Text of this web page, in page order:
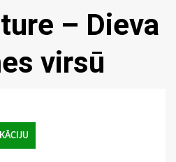
– Dieva
virsū